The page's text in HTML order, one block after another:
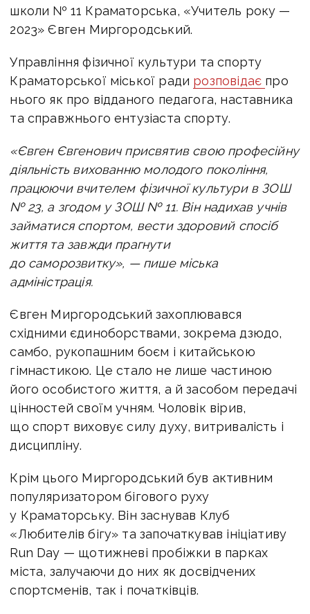
школи № 11 Краматорська, «Учитель року —
2023» Євген Миргородський.
Управління фізичної культури та спорту
Краматорської міської ради розповідає про
нього як про відданого педагога, наставника
та справжнього ентузіаста спорту.
«Євген Євгенович присвятив свою професійну
діяльність вихованню молодого покоління,
працюючи вчителем фізичної культури в ЗОШ
№ 23, а згодом у ЗОШ № 11. Він надихав учнів
займатися спортом, вести здоровий спосіб
життя та завжди прагнути
до саморозвитку», — пише міська
адміністрація.
Євген Миргородський захоплювався
східними єдиноборствами, зокрема дзюдо,
самбо, рукопашним боєм і китайською
гімнастикою. Це стало не лише частиною
його особистого життя, а й засобом передачі
цінностей своїм учням. Чоловік вірив,
що спорт виховує силу духу, витривалість і
дисципліну.
Крім цього Миргородський був активним
популяризатором бігового руху
у Краматорську. Він заснував Клуб
«Любителів бігу» та започаткував ініціативу
Run Day — щотижневі пробіжки в парках
міста, залучаючи до них як досвідчених
спортсменів, так і початківців.